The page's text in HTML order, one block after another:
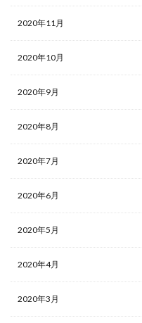
2020年11月
2020年10月
2020年9月
2020年8月
2020年7月
2020年6月
2020年5月
2020年4月
2020年3月